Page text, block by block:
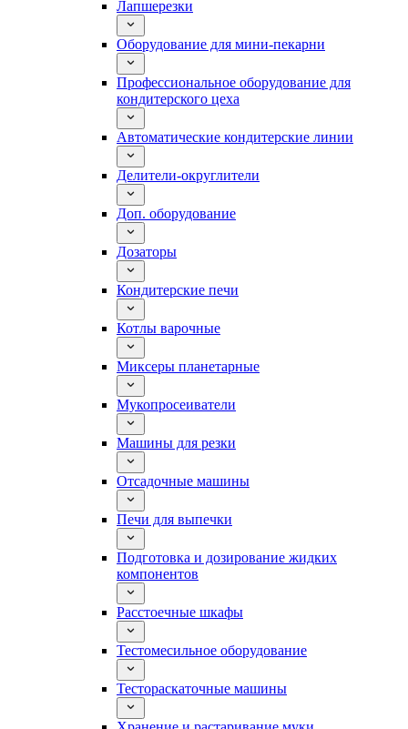
Лапшерезки
Оборудование для мини-пекарни
Профессиональное оборудование для
кондитерского цеха
Автоматические кондитерские линии
Делители-округлители
Доп. оборудование
Дозаторы
Кондитерские печи
Котлы варочные
Миксеры планетарные
Мукопросеиватели
Машины для резки
Отсадочные машины
Печи для выпечки
Подготовка и дозирование жидких
компонентов
Расстоечные шкафы
Тестомесильное оборудование
Тестораскаточные машины